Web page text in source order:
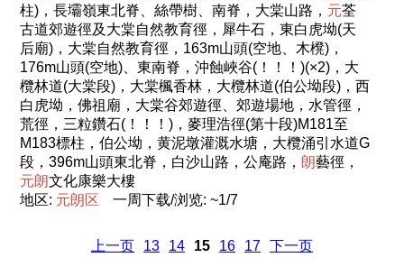
柱)，長壩嶺東北脊、絲帶樹、南脊，大棠山路， 元荃
古道郊遊徑及大棠自然教育徑，犀牛石，東白虎坳(天
后廟)，大棠自然教育徑，163m山頭(空地、木櫈)，
176m山頭(空地)、東南脊，沖蝕峽谷(！！！)(×2)，大
欖林道(大棠段)，大棠楓香林，大欖林道(伯公坳段)，西
白虎坳，佛祖廟，大棠谷郊遊徑、郊遊場地，水管徑，
荒徑，三粒鑽石(！！！)，麥理浩徑(第十段)M181至
M183標柱，伯公坳，黄泥墩灌溉水塘，大欖涌引水道G
段，396m山頭東北脊，白沙山路，公庵路， 朗藝徑，
元朗文化康樂大樓
地区: 元朗 区 一周下载/浏览: ~1/7
上一页 13 14 15 16 17 下一页